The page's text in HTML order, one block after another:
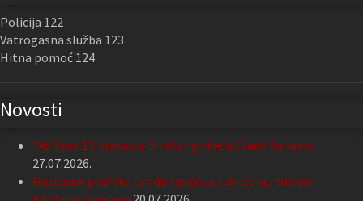
Policija 122
Vatrogasna služba 123
Hitna pomoć 124
Novosti
Održana 13. sjednica Gradskog vijeća Grada Sarajeva
27.07.2026.
Nastavak podrške Grada Sarajeva Udruženju slijepih